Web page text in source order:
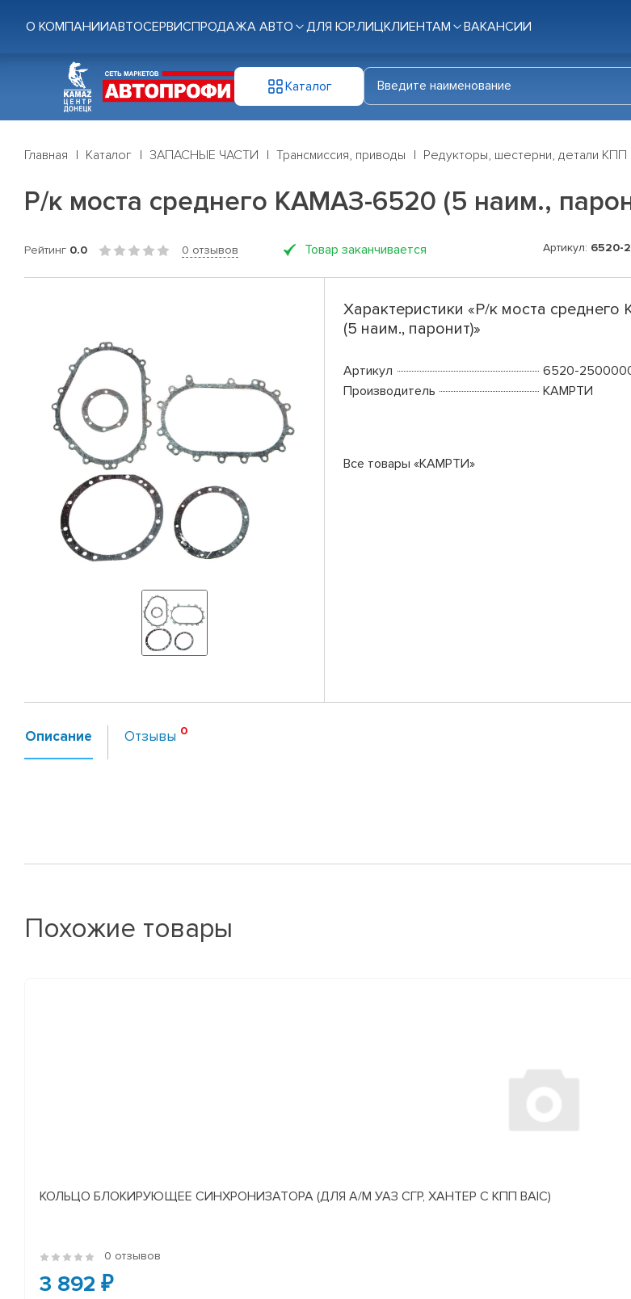
О КОМПАНИИАВТОСЕРВИСПРОДАЖА АВТО ДЛЯ ЮР.ЛИЦКЛИЕНТАМ ВАКАНСИИ
Каталог
Главная Каталог ЗАПАСНЫЕ ЧАСТИ Трансмиссия, приводы Редукторы, шестерни, детали КПП
Р/к моста среднего КАМАЗ-6520 (5 наим.,
Рейтинг 0.0 0 отзывов Товар заканчивается Артикул: 6520-
Характеристики «Р/к моста
(5 наим., паронит)»
Артикул
6520-
Производитель
КАМРТИ
Все товары «КАМРТИ»
Описание Отзывы
Похожие товары
КОЛЬЦО БЛОКИРУЮЩЕЕ СИНХРОНИЗАТОРА (ДЛЯ А/М УАЗ СГР, ХАНТЕР С КПП BAIC)
0 отзывов
3 892 ₽